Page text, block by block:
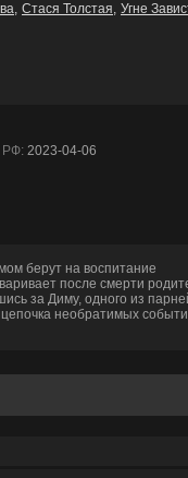
Стася Толстая Угне
РФ:2023-04-06
берут на воспитание
после смерти
за Диму, одного из
цепочка необратимых